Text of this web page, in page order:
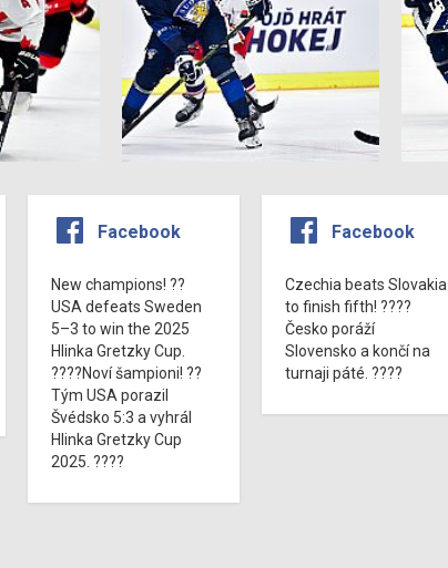
Facebook
New champions! ??
USA defeats Sweden
5–3 to win the 2025
Hlinka Gretzky Cup.
????Noví šampioni! ??
Tým USA porazil
Švédsko 5:3 a vyhrál
Hlinka Gretzky Cup
2025. ????
Facebook
Czechia beats Slovakia
to finish fifth! ????
Česko poráží
Slovensko a končí na
turnaji páté. ????